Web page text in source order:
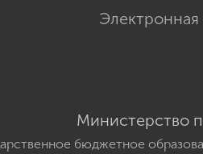
Электронная
Министерство
бюджетное